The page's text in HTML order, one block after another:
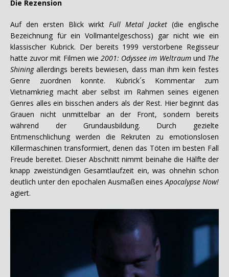
Die Rezension
Auf den ersten Blick wirkt Full Metal Jacket (die englische
Bezeichnung für ein Vollmantelgeschoss) gar nicht wie ein
klassischer Kubrick. Der bereits 1999 verstorbene Regisseur
hatte zuvor mit Filmen wie 2001: Odyssee im Weltraumund The
Shiningallerdings bereits bewiesen, dass man ihm kein festes
Genre zuordnen konnte. Kubrick´s Kommentar zum
Vietnamkrieg macht aber selbst im Rahmen seines eigenen
Genres alles ein bisschen anders als der Rest. Hier beginnt das
Grauen nicht unmittelbar an der Front, sondern bereits
während der Grundausbildung. Durch gezielte
Entmenschlichung werden die Rekruten zu emotionslosen
Killermaschinen transformiert, denen das Töten im besten Fall
Freude bereitet. Dieser Abschnitt nimmt beinahe die Hälfte der
knapp zweistündigen Gesamtlaufzeit ein, was ohnehin schon
deutlich unter den epochalen Ausmaßen eines Apocalypse Now!
agiert.